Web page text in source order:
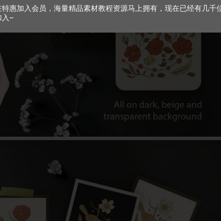
特惠加入会员，海量精品素材教程资源马上拥有，现在已经有几千
入~